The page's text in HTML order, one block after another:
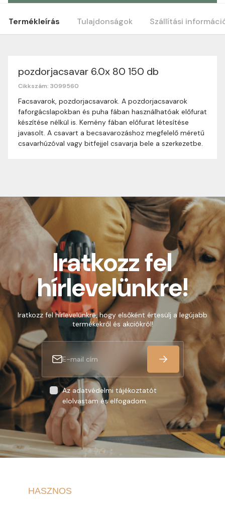
Termékleírás Tulajdonságok Szállítási
pozdorjacsavar 6.0x 80 150 db
Cikkszám: 3099560
Facsavarok, pozdorjacsavarok. A pozdorjacsavarok
faforgácslapokban és puha fában használhatóak előfurat
készítése nélkül is. Kemény fában előfurat létesítése
javasolt. A csavart a becsavarozáshoz megfelelő méretű
csavarhúzóval vagy bitfejjel csavarja bele a szerkezetbe.
Méret
6.0x80
Kiszerelés
150db
Nagyon köszönjük, hogy webshopunkat választottad
vásárlásodhoz. Az alábbiakban megtalálod szállítási
információinkat, hogy a vásárlásod gördülékenyen és
zökkenőmentesen történhessen.
Szállítási idő: Általában a megrendeléseket 1-3
munkanapon belül kézbesítjük. Amennyiben
30.000 Ft felett minden csomagra vonatkozóan
ingyenes szállítás. Utánvételes rendelés esetén
értékhatártól függetlenül 400 Ft utánvételi díj
kerül felszámolásra.
Iratkozz fel
hírlevelünkre!
Iratkozz fel hírlevelünkre, hogy elsőként értesülj a legújabb
termékekről és akciókról!
Az adatvédelmi tájékoztatót
elolvastam és elfogadom.
HASZNOS